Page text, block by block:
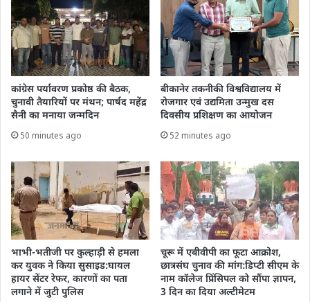
कांग्रेस पर्यावरण प्रकोष्ठ की बैठक,
चुनावी तैयारियों पर मंथन; पार्षद महेंद्र
सैनी का मनाया जन्मदिन
50 minutes ago
बीकानेर तकनीकी विश्वविद्यालय में
रोजगार एवं उद्यमिता उन्मुख दस
दिवसीय प्रशिक्षण का आयोजन
52 minutes ago
भाभी-भतीजी पर कुल्हाड़ी से हमला
कर युवक ने किया सुसाइड:घायल
हायर सेंटर रेफर, कारणों का पता
लगाने में जुटी पुलिस
चूरू में एबीवीपी का फूटा आक्रोश,
छात्रसंघ चुनाव की मांग:डिप्टी सीएम के
नाम कॉलेज प्रिंसिपल को सौंपा ज्ञापन,
3 दिन का दिया अल्टीमेटम